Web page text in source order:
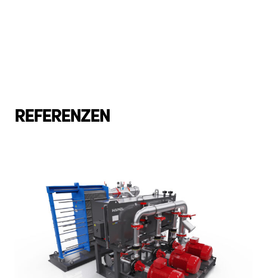
REFERENZEN